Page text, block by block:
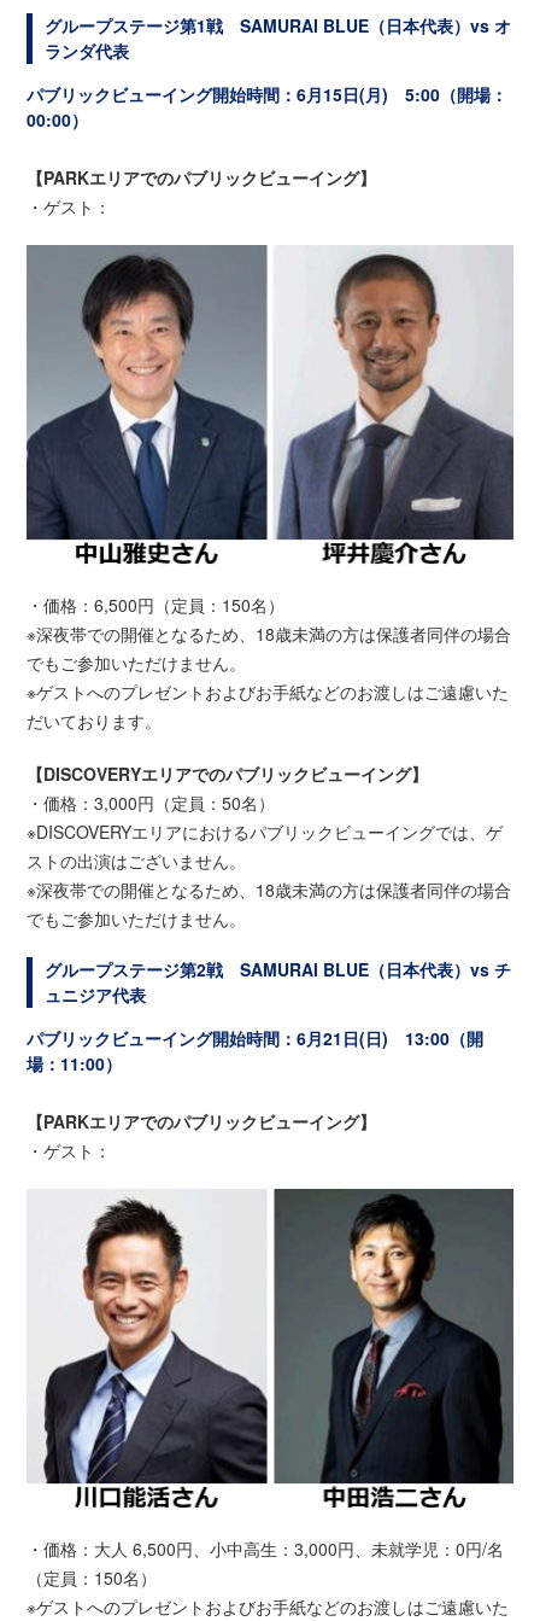
グループステージ第1戦 SAMURAI BLUE（日本代表）vs オ
ランダ代表
パブリックビューイング開始時間：6月15日(月) 5:00（開場：
00:00）
【PARKエリアでのパブリックビューイング】
・ゲスト：
・価格：6,500円（定員：150名）
※深夜帯での開催となるため、18歳未満の方は保護者同伴の場合
でもご参加いただけません。
※ゲストへのプレゼントおよびお手紙などのお渡しはご遠慮いた
だいております。
【DISCOVERYエリアでのパブリックビューイング】
・価格：3,000円（定員：50名）
※DISCOVERYエリアにおけるパブリックビューイングでは、ゲ
ストの出演はございません。
※深夜帯での開催となるため、18歳未満の方は保護者同伴の場合
でもご参加いただけません。
グループステージ第2戦 SAMURAI BLUE（日本代表）vs チ
ュニジア代表
パブリックビューイング開始時間：6月21日(日) 13:00（開
場：11:00）
【PARKエリアでのパブリックビューイング】
・ゲスト：
・価格：大人 6,500円、小中高生：3,000円、未就学児：0円/名
（定員：150名）
※ゲストへのプレゼントおよびお手紙などのお渡しはご遠慮いた